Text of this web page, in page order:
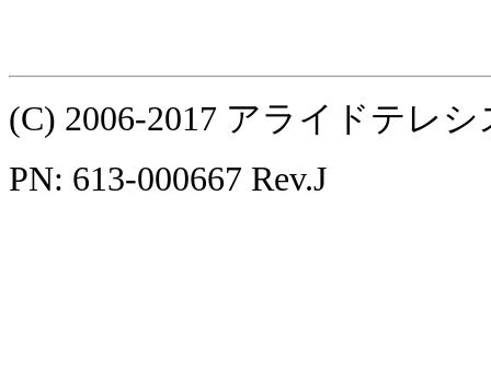
(C) 2006-2017 アライドテレ
PN: 613-000667 Rev.J